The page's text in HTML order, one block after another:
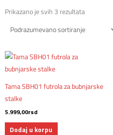
Prikazano je svih 3 rezultata
Tama SBH01 futrola za bubnjarske
stalke
5.999,00rsd
Dodaj u korpu